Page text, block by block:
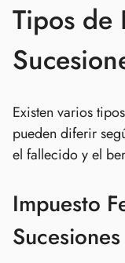
Tipos de
Existen varios
pueden diferir
el fallecido y el
Impuesto
Sucesiones